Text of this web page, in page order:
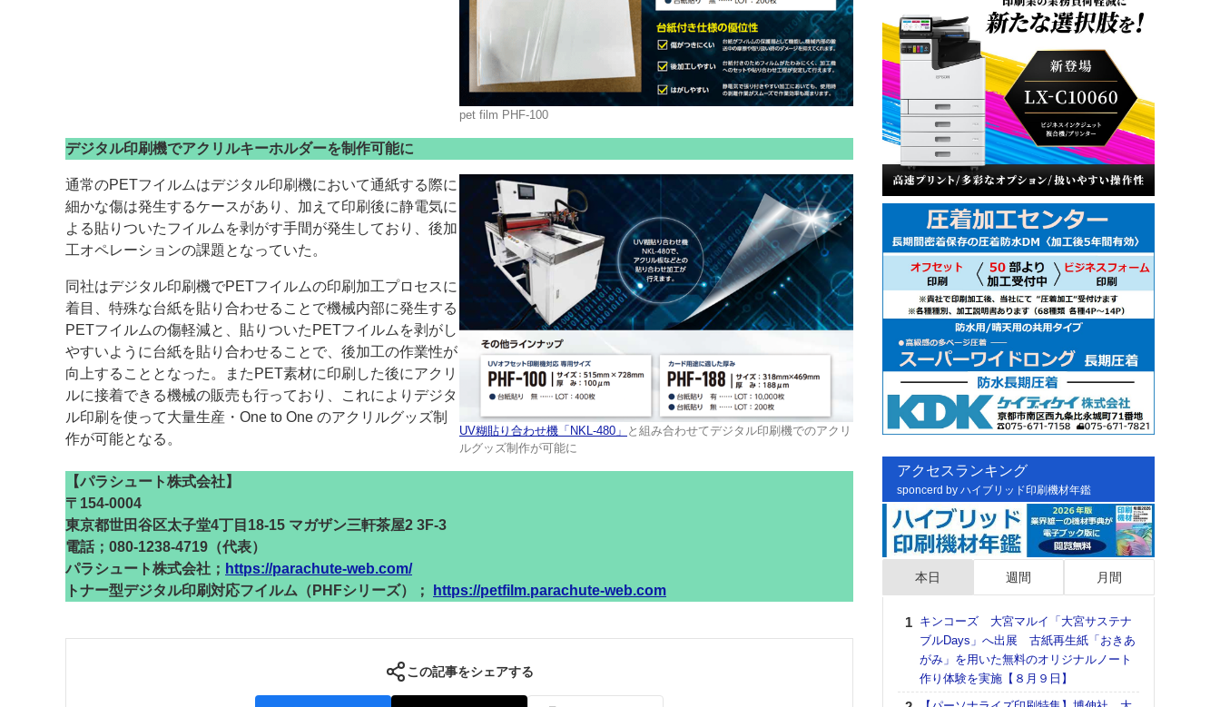
お問い合わせ
pet film PHF-100
デジタル印刷機でアクリルキーホルダーを制作可能に
通常のPETフイルムはデジタル印刷機において通紙する際に
細かな傷は発生するケースがあり、加えて印刷後に静電気に
よる貼りついたフイルムを剥がす手間が発生しており、後加
工オペレーションの課題となっていた。
同社はデジタル印刷機でPETフイルムの印刷加工プロセスに
着目、特殊な台紙を貼り合わせることで機械内部に発生する
PETフイルムの傷軽減と、貼りついたPETフイルムを剥がし
やすいように台紙を貼り合わせることで、後加工の作業性が
向上することとなった。またPET素材に印刷した後にアクリ
ルに接着できる機械の販売も行っており、これによりデジタ
ル印刷を使って大量生産・One to One のアクリルグッズ制
作が可能となる。
UV糊貼り合わせ機「NKL-480」 と組み合わせてデジタル印刷機でのアクリ
ルグッズ制作が可能に
【パラシュート株式会社】
〒154-0004
東京都世田谷区太子堂4丁目18-15 マガザン三軒茶屋2 3F-3
電話；080-1238-4719（代表）
パラシュート株式会社； https://parachute-web.com/
トナー型デジタル印刷対応フイルム（PHFシリーズ）；
https://petfilm.parachute-web.com
この記事をシェアする
アクセスランキング
sponcerd by ハイブリッド印刷機材年鑑
本日 週間 月間
キンコーズ 大宮マルイ「大宮サステナ
ブルDays」へ出展 古紙再生紙「おきあ
がみ」を用いた無料のオリジナルノート
作り体験を実施【８月９日】